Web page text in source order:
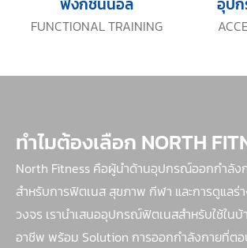
FUNCTIONAL TRAINING
ฟังก์ชั่นนอล อุป
ทำไมต้องเลือก NORTH
North Fitness คือผู้นำด้านอุปกรณ์ออกกำลั
สำหรับการฟิตเนส สุขภาพ กีฬา และการดูแลร่
วงจร เรานำเสนออุปกรณ์ฟิตเนสสำหรับใช้ใน
อาชีพ พร้อม Solution การออกกำลังกายที่ตอ